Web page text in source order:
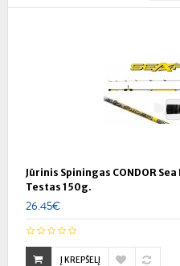
Jūrinis Spiningas CONDOR
Testas 150g.
26.45€
Į KREPŠELĮ